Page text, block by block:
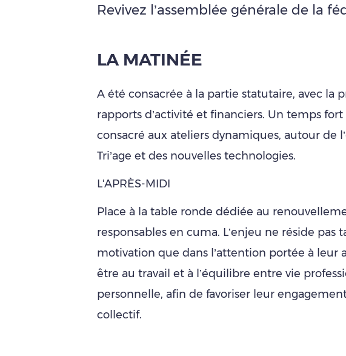
Revivez l’assemblée générale de la
LA MATINÉE
A été consacrée à la partie statutaire, avec la
rapports d’activité et financiers. Un temps
consacré aux ateliers dynamiques, autour de
Tri’age et des nouvelles technologies.
L'APRÈS-MIDI
Place à la table ronde dédiée au
responsables en cuma. L’enjeu ne réside pas
motivation que dans l’attention portée à leur
être au travail et à l’équilibre entre vie
personnelle, afin de favoriser leur
collectif.